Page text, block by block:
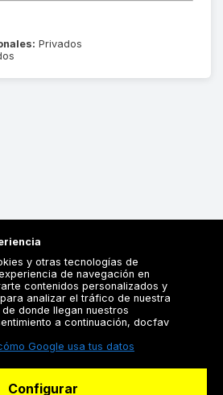
Privados
Registrarse
y otras tecnologías de
de navegación en
contenidos personalizados y
analizar el tráfico de nuestra
donde llegan nuestros
a continuación, docfav
Google usa tus datos
Configurar